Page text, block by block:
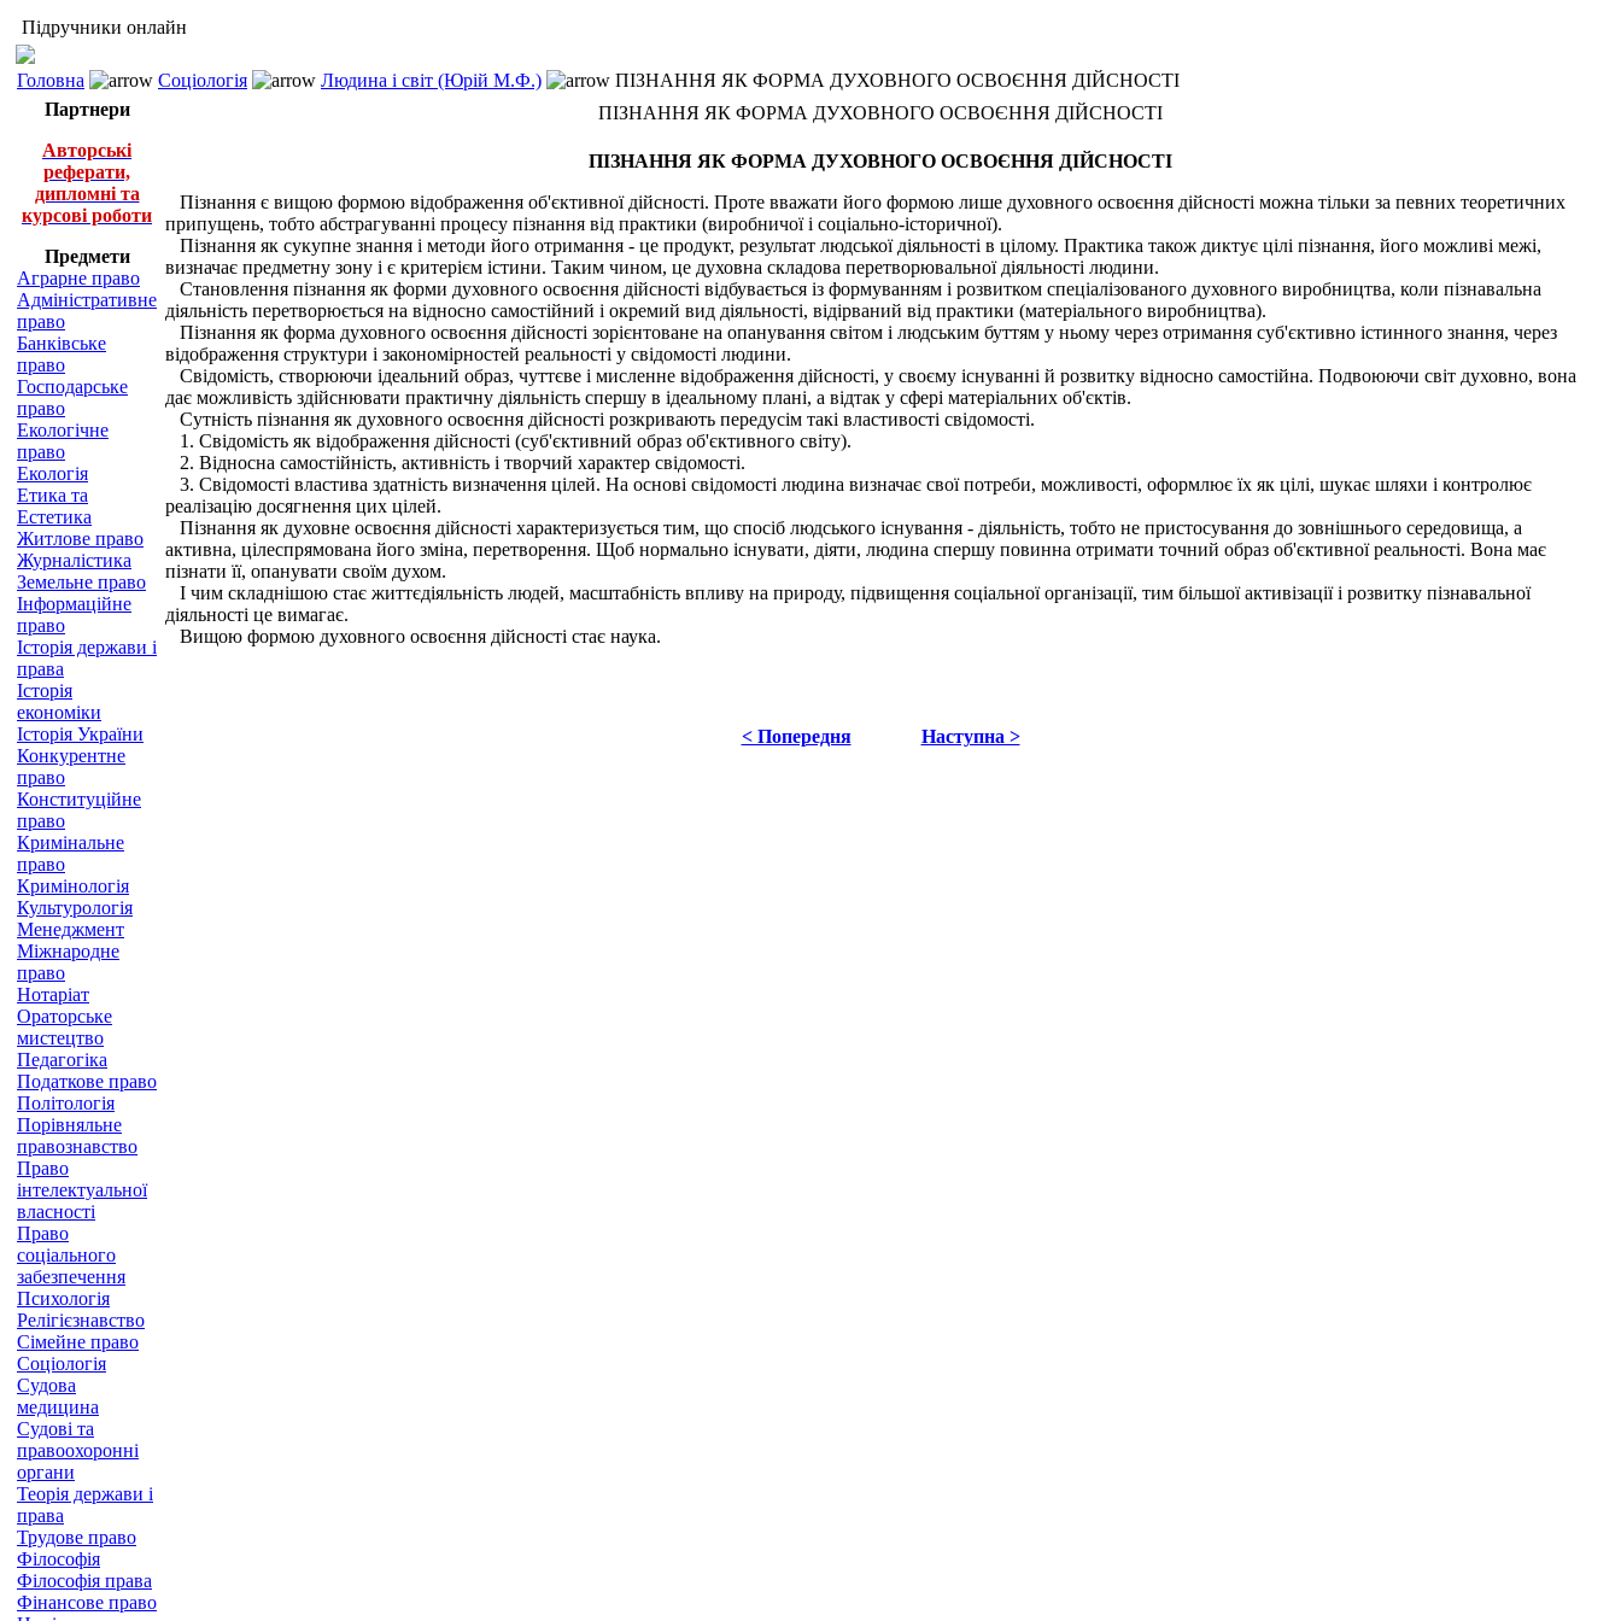
Підручники онлайн
Головна Соціологія Людина і світ (Юрій М.Ф.)
ПІЗНАННЯ ЯК ФОРМА ДУХОВНОГО ОСВОЄННЯ ДІЙСНОСТІ
Партнери
Авторські
реферати,
дипломні та
курсові роботи
Предмети
Аграрне право
Адміністративне
право
Банківське
право
Господарське
право
Екологічне
право
Екологія
Етика та
Естетика
Житлове право
Журналістика
Земельне право
Інформаційне
право
Історія держави і
права
Історія
економіки
Історія України
Конкурентне
право
Конституційне
право
Кримінальне
право
Кримінологія
Культурологія
Менеджмент
Міжнародне
право
Нотаріат
Ораторське
мистецтво
Педагогіка
Податкове право
Політологія
Порівняльне
правознавство
Право
інтелектуальної
власності
Право
соціального
забезпечення
Психологія
Релігієзнавство
Сімейне право
Соціологія
Судова
медицина
Судові та
правоохоронні
органи
Теорія держави і
права
Трудове право
Філософія
Філософія права
Фінансове право
ПІЗНАННЯ ЯК ФОРМА ДУХОВНОГО ОСВОЄННЯ ДІЙСНОСТІ
ПІЗНАННЯ ЯК ФОРМА ДУХОВНОГО ОСВОЄННЯ ДІЙСНОСТІ
Пізнання є вищою формою відображення об'єктивної дійсності. Проте вважати його формою лише духовного освоєння дійсності можна тільки за певних теоретичних
припущень, тобто абстрагуванні процесу пізнання від практики (виробничої і соціально-історичної).
Пізнання як сукупне знання і методи його отримання - це продукт, результат людської діяльності в цілому. Практика також диктує цілі пізнання, його можливі межі,
визначає предметну зону і є критерієм істини. Таким чином, це духовна складова перетворювальної діяльності людини.
Становлення пізнання як форми духовного освоєння дійсності відбувається із формуванням і розвитком спеціалізованого духовного виробництва, коли пізнавальна
діяльність перетворюється на відносно самостійний і окремий вид діяльності, відірваний від практики (матеріального виробництва).
Пізнання як форма духовного освоєння дійсності зорієнтоване на опанування світом і людським буттям у ньому через отримання суб'єктивно істинного знання, через
відображення структури і закономірностей реальності у свідомості людини.
Свідомість, створюючи ідеальний образ, чуттєве і мисленне відображення дійсності, у своєму існуванні й розвитку відносно самостійна. Подвоюючи світ духовно, вона
дає можливість здійснювати практичну діяльність спершу в ідеальному плані, а відтак у сфері матеріальних об'єктів.
Сутність пізнання як духовного освоєння дійсності розкривають передусім такі властивості свідомості.
1. Свідомість як відображення дійсності (суб'єктивний образ об'єктивного світу).
2. Відносна самостійність, активність і творчий характер свідомості.
3. Свідомості властива здатність визначення цілей. На основі свідомості людина визначає свої потреби, можливості, оформлює їх як цілі, шукає шляхи і контролює
реалізацію досягнення цих цілей.
Пізнання як духовне освоєння дійсності характеризується тим, що спосіб людського існування - діяльність, тобто не пристосування до зовнішнього середовища, а
активна, цілеспрямована його зміна, перетворення. Щоб нормально існувати, діяти, людина спершу повинна отримати точний образ об'єктивної реальності. Вона має
пізнати її, опанувати своїм духом.
І чим складнішою стає життєдіяльність людей, масштабність впливу на природу, підвищення соціальної організації, тим більшої активізації і розвитку пізнавальної
діяльності це вимагає.
Вищою формою духовного освоєння дійсності стає наука.
< Попередня Наступна >